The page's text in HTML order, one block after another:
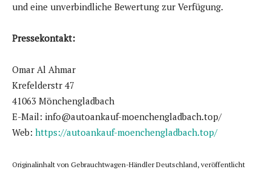
und eine unverbindliche Bewertung zur Verfügung.
Pressekontakt:
Omar Al Ahmar
Krefelderstr 47
41063 Mönchengladbach
E-Mail: info@autoankauf-moenchengladbach.top/
Web: https://autoankauf-moenchengladbach.top/
Originalinhalt von Gebrauchtwagen-Händler Deutschland, veröffentlicht